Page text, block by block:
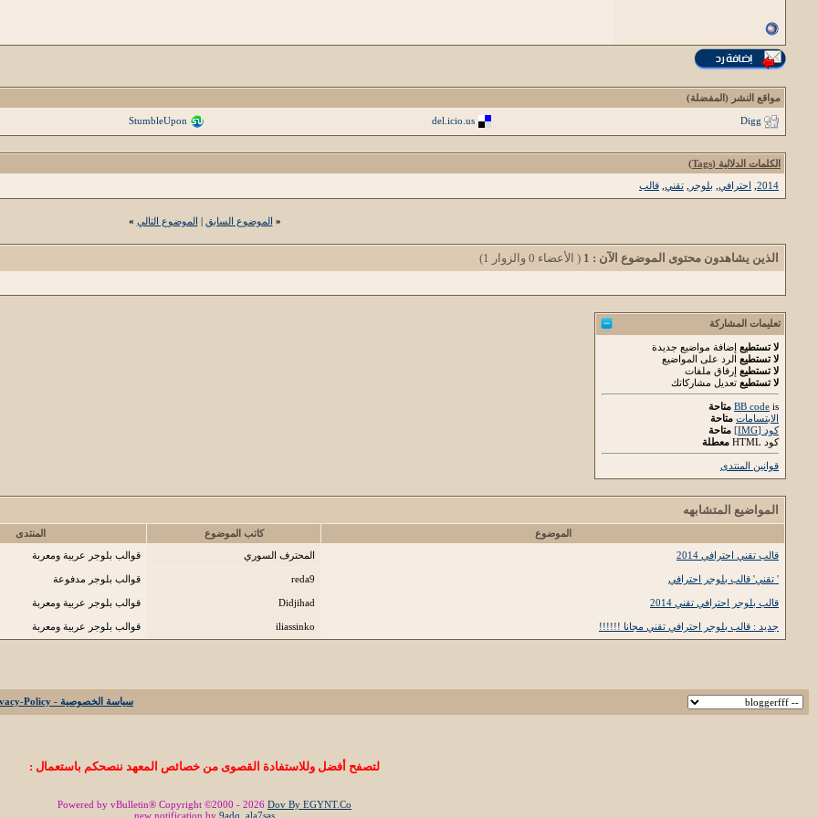
مواقع النشر (المفضلة)
Digg
del.icio.us
StumbleUpon
الكلمات الدلالية (Tags)
2014 احترافي بلوجر تقني قالب
« الموضوع السابق | الموضوع التالي »
الذين يشاهدون محتوى الموضوع الآن : 1 ( الأعضاء 0 والزوار 1)
تعليمات المشاركة
لا تستطيع إضافة مواضيع جديدة
لا تستطيع الرد على المواضيع
لا تستطيع إرفاق ملفات
لا تستطيع تعديل مشاركاتك
BB code is
متاحة
الابتسامات متاحة
كود [IMG]
متاحة
كود HTML
معطلة
قوانين المنتدى
المواضيع المتشابهه
الموضوع كاتب الموضوع المنتدى
قالب تقني احترافي 2014
المحترف السوري قوالب بلوجر عربية ومعربة
' تقني' قالب بلوجر احترافي reda9 قوالب بلوجر مدفوعة
قالب بلوجر احترافي تقني 2014 Didjihad قوالب بلوجر عربية ومعربة
جديد : قالب بلوجر احترافي تقني مجانا !!!!!! iliassinko قوالب بلوجر عربية ومعربة
سياسة الخصوصية - Privacy-Policy
لتصفح أفضل وللاستفادة القصوى من خصائص المعهد ننصحكم باستعمال :
Powered by vBulletin® Copyright ©2000 - 2026 Dov By EGYNT.Co
new notification by 9adq_ala7sas